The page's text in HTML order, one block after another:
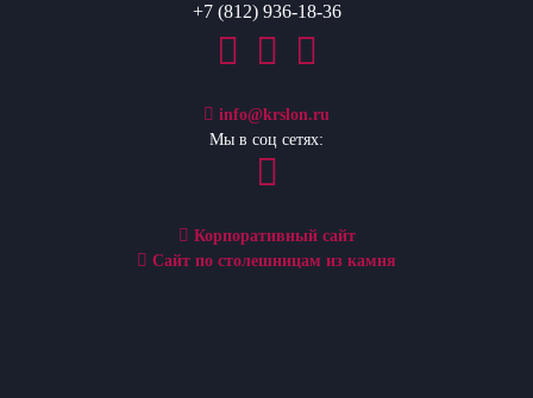
+7 (812) 936-18-36
info@krslon.ru
Мы в соц сетях:
Корпоративный сайт
Сайт по столешницам из камня